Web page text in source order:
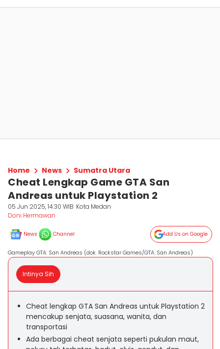
Home News Sumatra Utara
Cheat Lengkap Game GTA San
Andreas untuk Playstation 2
05 Jun 2025, 14:30 WIB Kota Medan
Doni Hermawan
News Channel Add Us on Google
Gameplay GTA: San Andreas (dok. Rockstar Games/GTA: San Andreas)
Intinya Sih
Cheat lengkap GTA San Andreas untuk Playstation 2
mencakup senjata, suasana, wanita, dan
transportasi
Ada berbagai cheat senjata seperti pukulan maut,